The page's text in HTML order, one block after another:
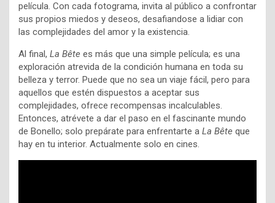
película. Con cada fotograma, invita al público a confrontar
sus propios miedos y deseos, desafiandose a lidiar con
las complejidades del amor y la existencia.
Al final, La Bête es más que una simple película; es una
exploración atrevida de la condición humana en toda su
belleza y terror. Puede que no sea un viaje fácil, pero para
aquellos que estén dispuestos a aceptar sus
complejidades, ofrece recompensas incalculables.
Entonces, atrévete a dar el paso en el fascinante mundo
de Bonello; solo prepárate para enfrentarte a La Bête que
hay en tu interior. Actualmente solo en cines.